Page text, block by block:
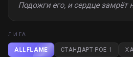
Подожги его, и сердце замрёт
ЛИГА
ALLFLAME СТАНДАРТ POE 1